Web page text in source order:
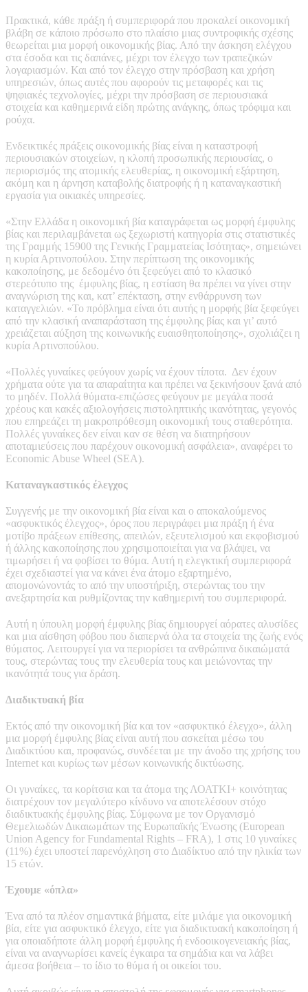
Πρακτικά, κάθε πράξη ή συμπεριφορά που προκαλεί οικονομική
βλάβη σε κάποιο πρόσωπο στο πλαίσιο μιας συντροφικής σχέσης
θεωρείται μια μορφή οικονομικής βίας. Από την άσκηση ελέγχου
στα έσοδα και τις δαπάνες, μέχρι τον έλεγχο των τραπεζικών
λογαριασμών. Και από τον έλεγχο στην πρόσβαση και χρήση
υπηρεσιών, όπως αυτές που αφορούν τις μεταφορές και τις
ψηφιακές τεχνολογίες, μέχρι την πρόσβαση σε περιουσιακά
στοιχεία και καθημερινά είδη πρώτης ανάγκης, όπως τρόφιμα και
ρούχα.
Ενδεικτικές πράξεις οικονομικής βίας είναι η καταστροφή
περιουσιακών στοιχείων, η κλοπή προσωπικής περιουσίας, ο
περιορισμός της ατομικής ελευθερίας, η οικονομική εξάρτηση,
ακόμη και η άρνηση καταβολής διατροφής ή η καταναγκαστική
εργασία για οικιακές υπηρεσίες.
«Στην Ελλάδα η οικονομική βία καταγράφεται ως μορφή έμφυλης
βίας και περιλαμβάνεται ως ξεχωριστή κατηγορία στις στατιστικές
της Γραμμής 15900 της Γενικής Γραμματείας Ισότητας», σημειώνει
η κυρία Αρτινοπούλου. Στην περίπτωση της οικονομικής
κακοποίησης, με δεδομένο ότι ξεφεύγει από το κλασικό
στερεότυπο της έμφυλης βίας, η εστίαση θα πρέπει να γίνει στην
αναγνώριση της και, κατ’ επέκταση, στην ενθάρρυνση των
καταγγελιών. «Το πρόβλημα είναι ότι αυτής η μορφής βία ξεφεύγει
από την κλασική αναπαράσταση της έμφυλης βίας και γι’ αυτό
χρειάζεται αύξηση της κοινωνικής ευαισθητοποίησης», σχολιάζει η
κυρία Αρτινοπούλου.
«Πολλές γυναίκες φεύγουν χωρίς να έχουν τίποτα. Δεν έχουν
χρήματα ούτε για τα απαραίτητα και πρέπει να ξεκινήσουν ξανά από
το μηδέν. Πολλά θύματα-επιζώσες φεύγουν με μεγάλα ποσά
χρέους και κακές αξιολογήσεις πιστοληπτικής ικανότητας, γεγονός
που επηρεάζει τη μακροπρόθεσμη οικονομική τους σταθερότητα.
Πολλές γυναίκες δεν είναι καν σε θέση να διατηρήσουν
αποταμιεύσεις που παρέχουν οικονομική ασφάλεια», αναφέρει το
Economic Abuse Wheel (SEA).
Καταναγκαστικός έλεγχος
Συγγενής με την οικονομική βία είναι και ο αποκαλούμενος
«ασφυκτικός έλεγχος», όρος που περιγράφει μια πράξη ή ένα
μοτίβο πράξεων επίθεσης, απειλών, εξευτελισμού και εκφοβισμού
ή άλλης κακοποίησης που χρησιμοποιείται για να βλάψει, να
τιμωρήσει ή να φοβίσει το θύμα. Αυτή η ελεγκτική συμπεριφορά
έχει σχεδιαστεί για να κάνει ένα άτομο εξαρτημένο,
απομονώνοντάς το από την υποστήριξη, στερώντας του την
ανεξαρτησία και ρυθμίζοντας την καθημερινή του συμπεριφορά.
Αυτή η ύπουλη μορφή έμφυλης βίας δημιουργεί αόρατες αλυσίδες
και μια αίσθηση φόβου που διαπερνά όλα τα στοιχεία της ζωής ενός
θύματος. Λειτουργεί για να περιορίσει τα ανθρώπινα δικαιώματά
τους, στερώντας τους την ελευθερία τους και μειώνοντας την
ικανότητά τους για δράση.
Διαδικτυακή βία
Εκτός από την οικονομική βία και τον «ασφυκτικό έλεγχο», άλλη
μια μορφή έμφυλης βίας είναι αυτή που ασκείται μέσω του
Διαδικτύου και, προφανώς, συνδέεται με την άνοδο της χρήσης του
Internet και κυρίως των μέσων κοινωνικής δικτύωσης.
Οι γυναίκες, τα κορίτσια και τα άτομα της ΛΟΑΤΚΙ+ κοινότητας
διατρέχουν τον μεγαλύτερο κίνδυνο να αποτελέσουν στόχο
διαδικτυακής έμφυλης βίας. Σύμφωνα με τον Οργανισμό
Θεμελιωδών Δικαιωμάτων της Ευρωπαϊκής Ένωσης (European
Union Agency for Fundamental Rights – FRA), 1 στις 10 γυναίκες
(11%) έχει υποστεί παρενόχληση στο Διαδίκτυο από την ηλικία των
15 ετών.
Έχουμε «όπλα»
Ένα από τα πλέον σημαντικά βήματα, είτε μιλάμε για οικονομική
βία, είτε για ασφυκτικό έλεγχο, είτε για διαδικτυακή κακοποίηση ή
για οποιαδήποτε άλλη μορφή έμφυλης ή ενδοοικογενειακής βίας,
είναι να αναγνωρίσει κανείς έγκαιρα τα σημάδια και να λάβει
άμεσα βοήθεια – το ίδιο το θύμα ή οι οικείοι του.